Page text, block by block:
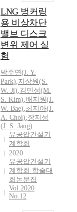
LNG 벙커링
용 비상차단
밸브 디스크
변위 제어 실
험
박주연(J. Y.
Park),지상원(S.
W. Ji),김민성(M.
S. Kim),배지원(J.
W. Bae),최지아(J.
A. Choi),장지성
(J. S. Jang)
유공압건설기
계학회
2020
유공압건설기
계학회 학술대
회논문집
Vol.2020
No.12